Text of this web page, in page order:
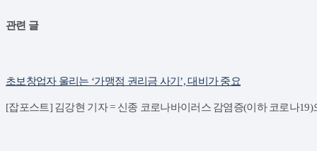
관련 글
초보창업자 울리는 ‘가맹점 권리금 사기’, 대비가 중요
[잡포스트] 김강현 기자 = 신종 코로나바이러스 감염증(이하 코로나